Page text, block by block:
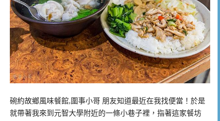
碗約故鄉風味餐館,圍事小哥 朋友知道最近在我找便當！於是
就帶著我來到元智大學附近的一條小巷子裡，指著這家餐坊